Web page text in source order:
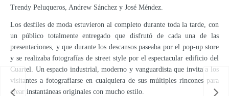
Trendy Peluqueros, Andrew Sánchez y José Méndez.
Los desfiles de moda estuvieron al completo durante toda la tarde, con
un público totalmente entregado que disfrutó de cada una de las
presentaciones, y que durante los descansos paseaba por el pop-up store
y se realizaba fotografías de street style por el espectacular edificio del
Cuartel. Un espacio industrial, moderno y vanguardista que invita a los
visitantes a fotografiarse en cualquiera de sus múltiples rincones para
crear instantáneas originales con mucho estilo.